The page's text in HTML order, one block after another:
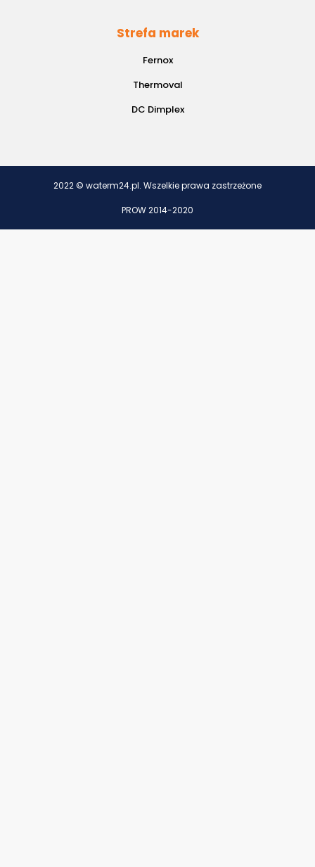
Strefa marek
Fernox
Thermoval
DC Dimplex
2022 © waterm24.pl. Wszelkie prawa zastrzeżone
PROW 2014-2020